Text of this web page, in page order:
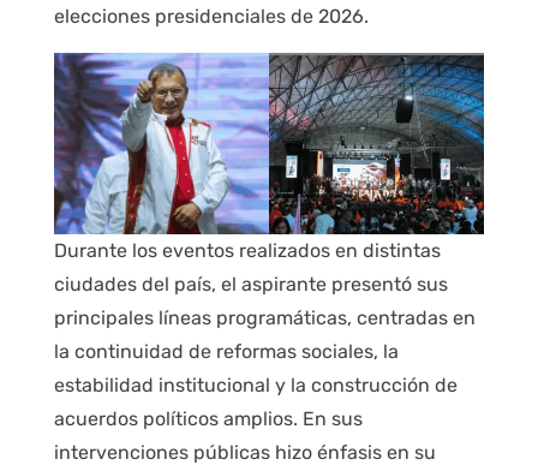
elecciones presidenciales de 2026.
Durante los eventos realizados en distintas
ciudades del país, el aspirante presentó sus
principales líneas programáticas, centradas en
la continuidad de reformas sociales, la
estabilidad institucional y la construcción de
acuerdos políticos amplios. En sus
intervenciones públicas hizo énfasis en su